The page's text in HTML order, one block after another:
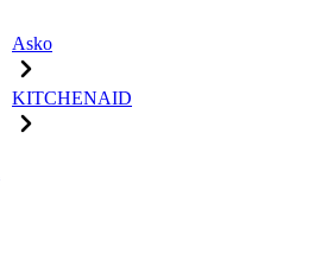
Asko
KITCHENAID